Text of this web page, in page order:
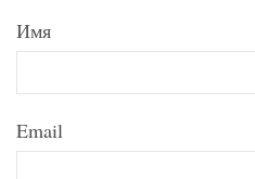
Имя
Email